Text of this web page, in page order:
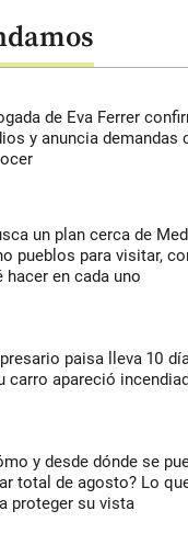
de Eva Ferrer
y anuncia demandas
un plan cerca de
pueblos para visitar,
hacer en cada uno
paisa lleva 10
carro apareció
y desde dónde se
total de agosto? Lo
proteger su vista